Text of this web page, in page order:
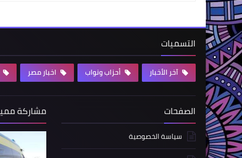
التسميات
آخر الأخبار أحزاب ونواب اخبار مصر
الصفحات
سياسة الخصوصية
مشاركة